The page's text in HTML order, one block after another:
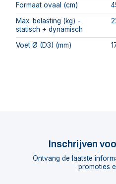
Formaat ovaal (cm)
Max. belasting (kg) -
statisch + dynamisch
Voet Ø (D3) (mm)
Inschrijven
Ontvang de laatste
promoties